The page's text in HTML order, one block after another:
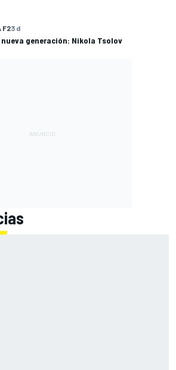
F23 d
nueva generación: Nikola Tsolov